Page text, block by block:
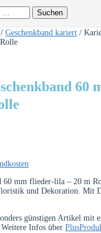
/ Geschenkband kariert /
60
60 mm flieder-lila – 20 m
und Dekoration. Mit
günstigen Artikel mit
Weitere Infos über